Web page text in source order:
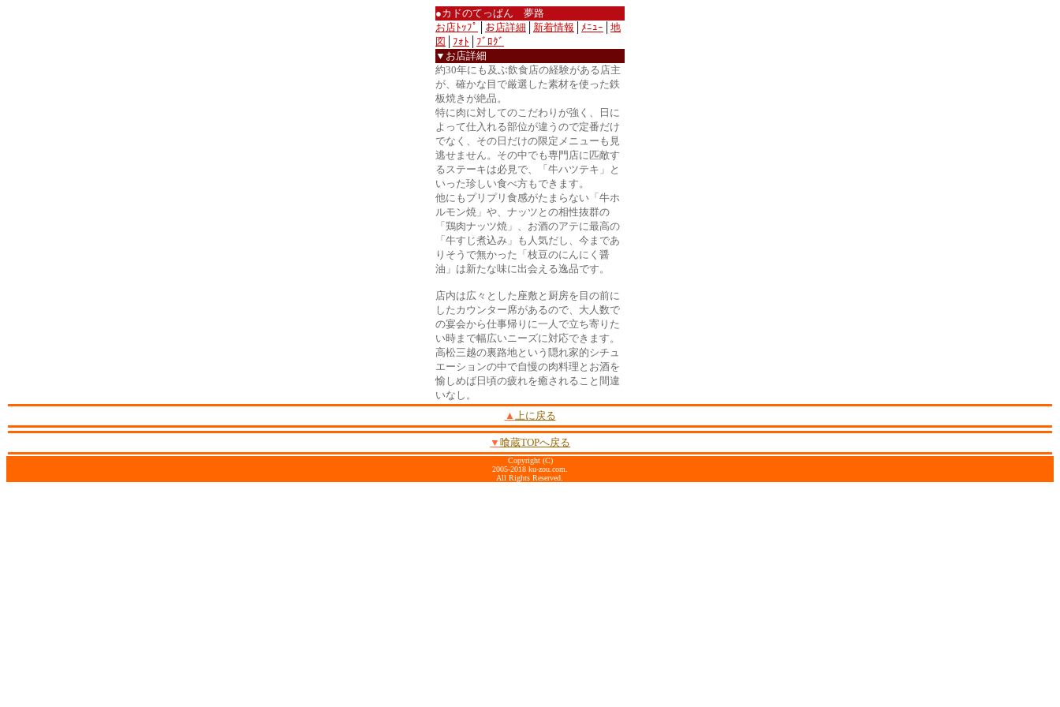
●カドのてっぱん 夢路
お店ﾄｯﾌﾟ
お店詳細 新着情報 ﾒﾆｭｰ
地
図
ﾌｫﾄ
ﾌﾞﾛｸﾞ
▼お店詳細
約30年にも及ぶ飲食店の経験がある店主
が、確かな目で厳選した素材を使った鉄
板焼きが絶品。
特に肉に対してのこだわりが強く、日に
よって仕入れる部位が違うので定番だけ
でなく、その日だけの限定メニューも見
逃せません。その中でも専門店に匹敵す
るステーキは必見で、「牛ハツテキ」と
いった珍しい食べ方もできます。
他にもプリプリ食感がたまらない「牛ホ
ルモン焼」や、ナッツとの相性抜群の
「鶏肉ナッツ焼」、お酒のアテに最高の
「牛すじ煮込み」も人気だし、今まであ
りそうで無かった「枝豆のにんにく醤
油」は新たな味に出会える逸品です。
店内は広々とした座敷と厨房を目の前に
したカウンター席があるので、大人数で
の宴会から仕事帰りに一人で立ち寄りた
い時まで幅広いニーズに対応できます。
高松三越の裏路地という隠れ家的シチュ
エーションの中で自慢の肉料理とお酒を
愉しめば日頃の疲れを癒されること間違
いなし。
▲ 上に戻る
▼ 喰蔵TOPへ戻る
Copyright (C)
2005-2018 ku-zou.com.
All Rights Reserved.